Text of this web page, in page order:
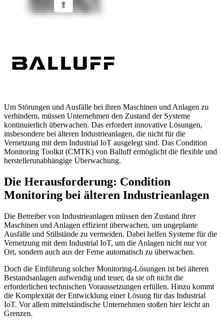
Um Störungen und Ausfälle bei ihren Maschinen und Anlagen zu
verhindern, müssen Unternehmen den Zustand der Systeme
kontinuierlich überwachen. Das erfordert innovative Lösungen,
insbesondere bei älteren Industrieanlagen, die nicht für die
Vernetzung mit dem Industrial IoT ausgelegt sind. Das Condition
Monitoring Toolkit (CMTK) von Balluff ermöglicht die flexible und
herstellerunabhängige Überwachung.
Die Herausforderung: Condition
Monitoring bei älteren Industrieanlagen
Die Betreiber von Industrieanlagen müssen den Zustand ihrer
Maschinen und Anlagen effizient überwachen, um ungeplante
Ausfälle und Stillstände zu vermeiden. Dabei helfen Systeme für die
Vernetzung mit dem Industrial IoT, um die Anlagen nicht nur vor
Ort, sondern auch aus der Ferne automatisch zu überwachen.
Doch die Einführung solcher Monitoring-Lösungen ist bei älteren
Bestandsanlagen aufwendig und teuer, da sie oft nicht die
erforderlichen technischen Voraussetzungen erfüllen. Hinzu kommt
die Komplexität der Entwicklung einer Lösung für das Industrial
IoT. Vor allem mittelständische Unternehmen stoßen hier leicht an
Grenzen.